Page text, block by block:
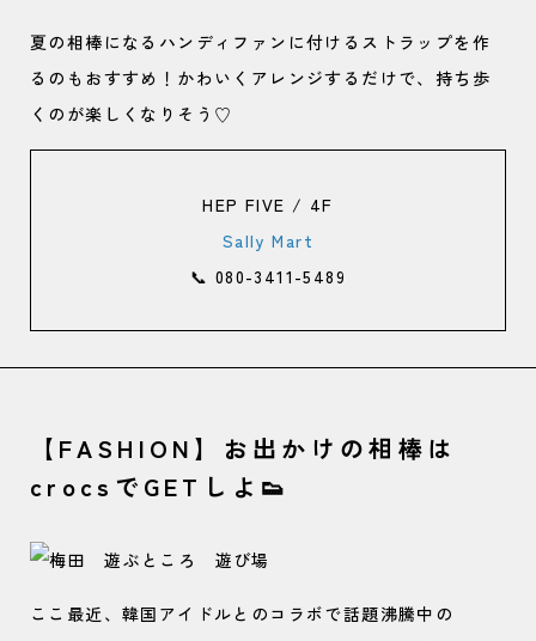
夏の相棒になるハンディファンに付けるストラップを作
るのもおすすめ！かわいくアレンジするだけで、持ち歩
くのが楽しくなりそう♡
HEP FIVE / 4F
Sally Mart
📞 080-3411-5489
【FASHION】お出かけの相棒は
crocsでGETしよ👟
ここ最近、韓国アイドルとのコラボで話題沸騰中の